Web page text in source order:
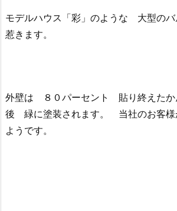
モデルハウス「彩」のような 大型の
惹きます。
外壁は ８０パーセント 貼り終えたか
後 緑に塗装されます。 当社のお客
ようです。